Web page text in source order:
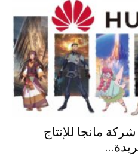
مانجا للإنتاج